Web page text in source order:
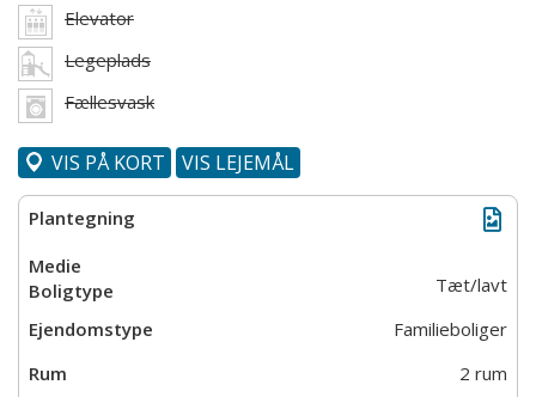
Elevator
Legeplads
Fællesvask
VIS PÅ KORT VIS LEJEMÅL
Tæt/lavt
Familieboliger
2 rum